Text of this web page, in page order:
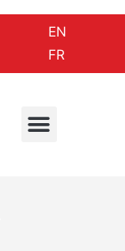
EN
FR